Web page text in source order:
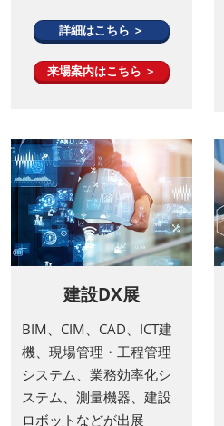
詳細はこちら ＞
来場案内はこちら ＞
建設DX展
BIM、CIM、CAD、ICT建
機、現場管理・工程管理
システム、業務効率化シ
ステム、測量機器、建設
ロボットなどが出展